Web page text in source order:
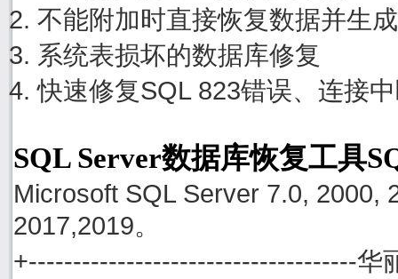
不能附加时直接恢复数据并生
系统表损坏的数据库修复
快速修复SQL 823错误、连接
SQL Server数据库恢复工具
Microsoft SQL Server 7.0, 2000,
2017,2019。
+-------------------------------------华